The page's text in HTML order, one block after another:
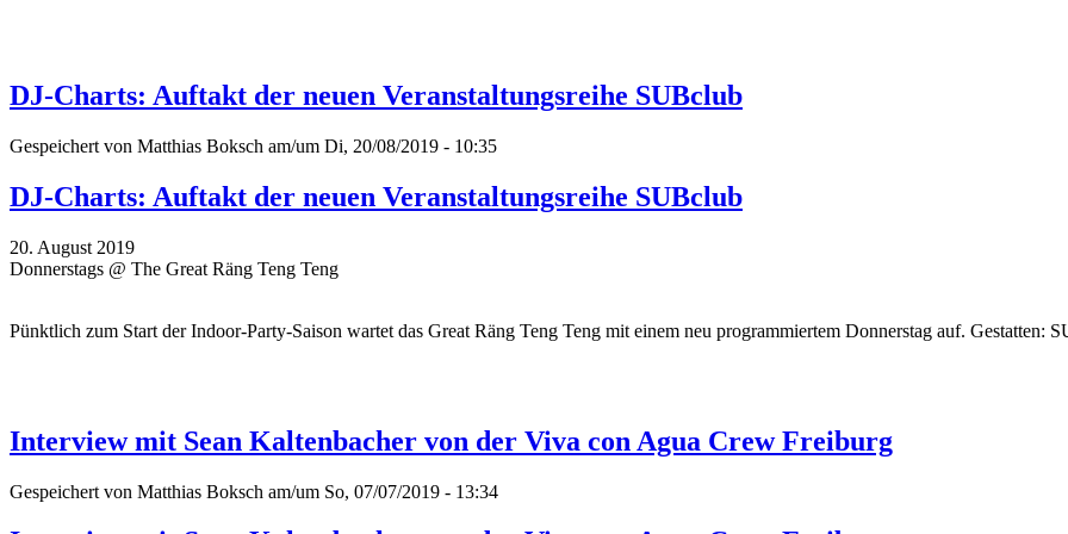
DJ-Charts: Auftakt der neuen Veranstaltungsreihe SUBclub
Gespeichert von Matthias Boksch am/um Di, 20/08/2019 - 10:35
DJ-Charts: Auftakt der neuen Veranstaltungsreihe SUBclub
20. August 2019
Donnerstags @ The Great Räng Teng Teng
Pünktlich zum Start der Indoor-Party-Saison wartet das Great Räng Teng Teng mit einem neu programmiertem Donnerstag auf. Gestatten:
Interview mit Sean Kaltenbacher von der Viva con Agua Crew Freiburg
Gespeichert von Matthias Boksch am/um So, 07/07/2019 - 13:34